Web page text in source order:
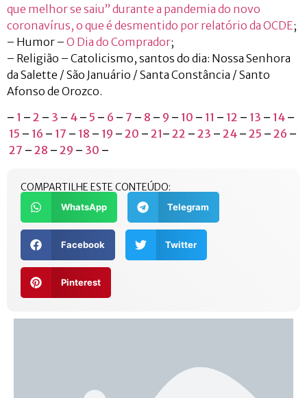
que melhor se saiu” durante a pandemia do novo
coronavírus, o que é desmentido por relatório da OCDE;
– Humor – O Dia do Comprador;
– Religião – Catolicismo, santos do dia: Nossa Senhora
da Salette / São Januário / Santa Constância / Santo
Afonso de Orozco.
– 1 – 2 – 3 – 4 – 5 – 6 – 7 – 8 – 9 – 10 – 11 – 12 – 13 – 14 –
15 – 16 – 17 – 18 – 19 – 20 – 21– 22 – 23 – 24 – 25 – 26 –
27 – 28 – 29 – 30 –
COMPARTILHE ESTE CONTEÚDO:
WhatsApp Telegram
Facebook Twitter
Pinterest